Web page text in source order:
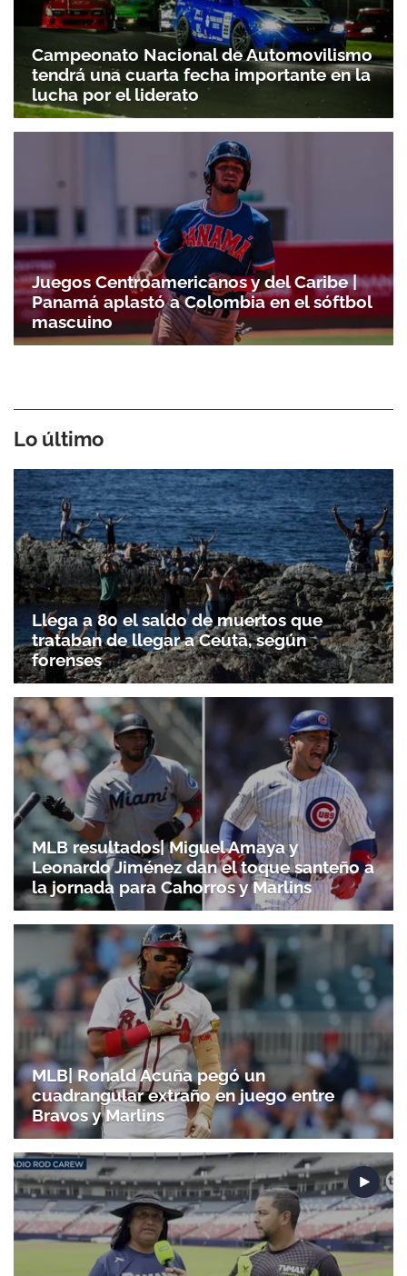
Campeonato Nacional de Automovilismo
tendrá una cuarta fecha importante en la
lucha por el liderato
Juegos Centroamericanos y del Caribe |
Panamá aplastó a Colombia en el sóftbol
mascuino
Lo último
Llega a 80 el saldo de muertos que
trataban de llegar a Ceuta, según
forenses
MLB resultados| Miguel Amaya y
Leonardo Jiménez dan el toque santeño a
la jornada para Cahorros y Marlins
MLB| Ronald Acuña pegó un
cuadrangular extraño en juego entre
Bravos y Marlins